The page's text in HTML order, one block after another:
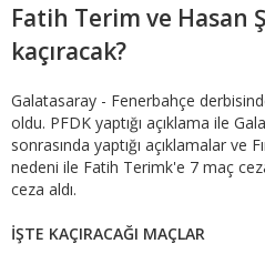
Fatih Terim ve Hasan
kaçıracak?
Galatasaray - Fenerbahçe
oldu. PFDK yaptığı açıklama ile
sonrasında yaptığı açıklamalar ve
nedeni ile Fatih Terimk'e 7 maç
ceza aldı.
İŞTE KAÇIRACAĞI MAÇLAR